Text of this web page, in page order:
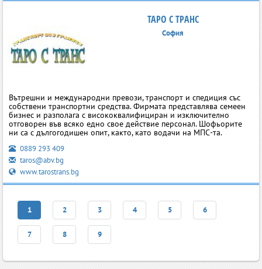
ТАРО С ТРАНС
София
Вътрешни и международни превози, транспорт и спедиция със
собствени транспортни средства. Фирмата представлява семеен
бизнес и разполага с висококвалифициран и изключително
отговорен във всяко едно свое действие персонал. Шофьорите
ни са с дългогодишен опит, както, като водачи на МПС-та.
0889 293 409
taros@abv.bg
www.tarostrans.bg
1 2 3 4 5 6
7 8 9